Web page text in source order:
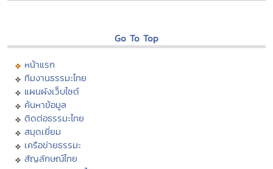
Go To Top
หน้าแรก
ทีมงานธรรมะไทย
แผนผังเว็บไซต์
ค้นหาข้อมูล
ติดต่อธรรมะไทย
สมุดเยี่ยม
เครือข่ายธรรมะ
สัญลักษณ์ไทย